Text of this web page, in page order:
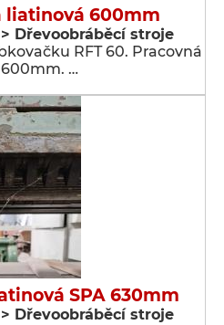
liatinová 600mm
Dřevoobráběcí stroje
RFT 60. Pracovná
…
SPA 630mm
Dřevoobráběcí stroje